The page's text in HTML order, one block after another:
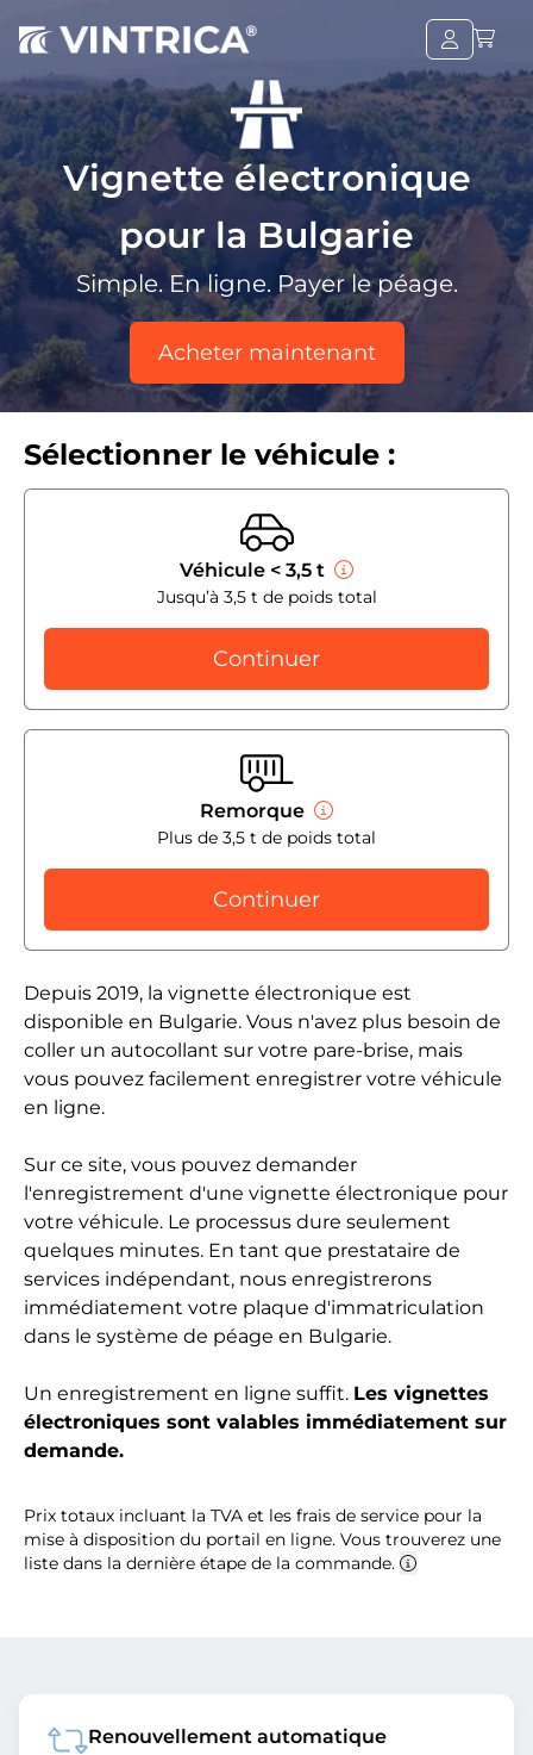
Vignette électronique
pour la Bulgarie
Simple. En ligne. Payer le péage.
Acheter maintenant
Depuis 2019, la vignette électronique est
disponible en Bulgarie. Vous n'avez plus besoin de
coller un autocollant sur votre pare-brise, mais
vous pouvez facilement enregistrer votre véhicule
en ligne.
Sur ce site, vous pouvez demander
l'enregistrement d'une vignette électronique pour
votre véhicule. Le processus dure seulement
quelques minutes. En tant que prestataire de
services indépendant, nous enregistrerons
immédiatement votre plaque d'immatriculation
dans le système de péage en Bulgarie.
Un enregistrement en ligne suffit. Les vignettes
électroniques sont valables immédiatement sur
demande.
Prix totaux incluant la TVA et les frais de service pour la
mise à disposition du portail en ligne. Vous trouverez une
liste dans la dernière étape de la commande.
Sélectionner le véhicule :
Véhicule < 3,5 t
Jusqu’à 3,5 t de poids total
Continuer
Remorque
Plus de 3,5 t de poids total
Continuer
Renouvellement automatique